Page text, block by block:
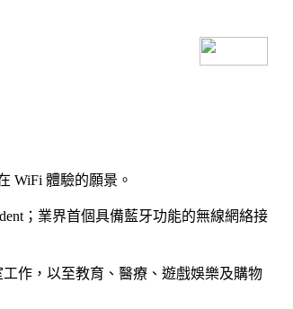
WiFi 體驗的願景。
；業界首個具備藍牙功能的無線網絡接
作，以至教育、醫療、遊戲娛樂及購物